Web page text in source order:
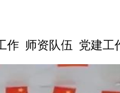
作 师资队伍 党建工